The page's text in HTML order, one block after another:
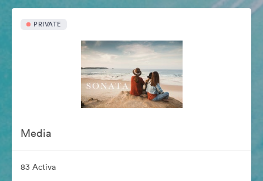
PRIVATE
Media
83 Activa